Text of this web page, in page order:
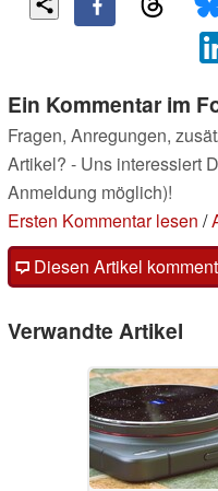
Ein Kommentar im
Fragen, Anregungen,
Artikel? - Uns interessiert
Anmeldung möglich)!
Ersten Kommentar lesen /
Diesen Artikel
Verwandte Artikel